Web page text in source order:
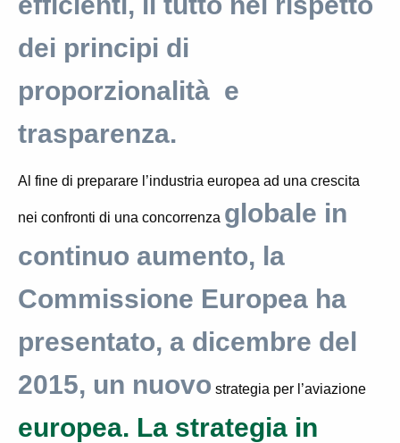
dei principi di
proporzionalità e
trasparenza.
Al fine di preparare l’industria europea ad una crescita
nei confronti di una concorrenza globale in
continuo aumento, la
Commissione Europea ha
presentato, a dicembre del
2015, un nuovo strategia per l’aviazione
europea. La strategia in